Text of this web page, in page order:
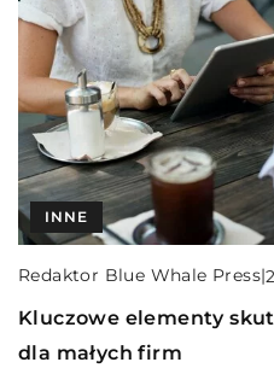
INNE
Redaktor Blue Whale Press|
Jak wybrać idealne
swojego projektu?
INNE
Redaktor Blue Whale Press|
Kluczowe elementy
dla małych firm
INNE
Redaktor Blue Whale Press |
Jak wybrać
dekarskich?